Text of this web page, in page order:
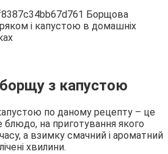
з капустою
по даному рецепту – це
блюдо, на приготування якого
а взимку смачний і ароматний
хвилини.